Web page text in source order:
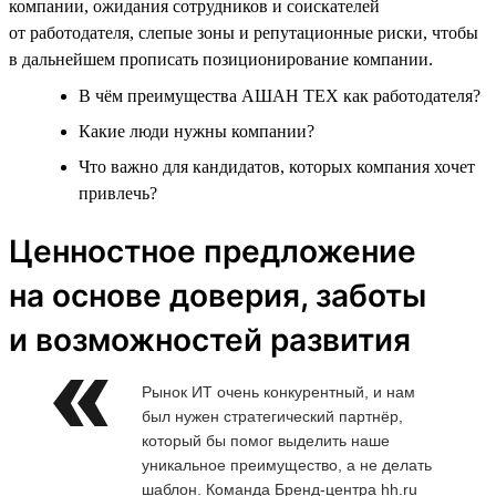
компании, ожидания сотрудников и соискателей
от работодателя, слепые зоны и репутационные риски, чтобы
в дальнейшем прописать позиционирование компании.
В чём преимущества АШАН ТЕХ как работодателя?
Какие люди нужны компании?
Что важно для кандидатов, которых компания хочет
привлечь?
Ценностное предложение
на основе доверия, заботы
и возможностей развития
Рынок ИТ очень конкурентный, и нам
был нужен стратегический партнёр,
который бы помог выделить наше
уникальное преимущество, а не делать
шаблон. Команда Бренд-центра hh.ru